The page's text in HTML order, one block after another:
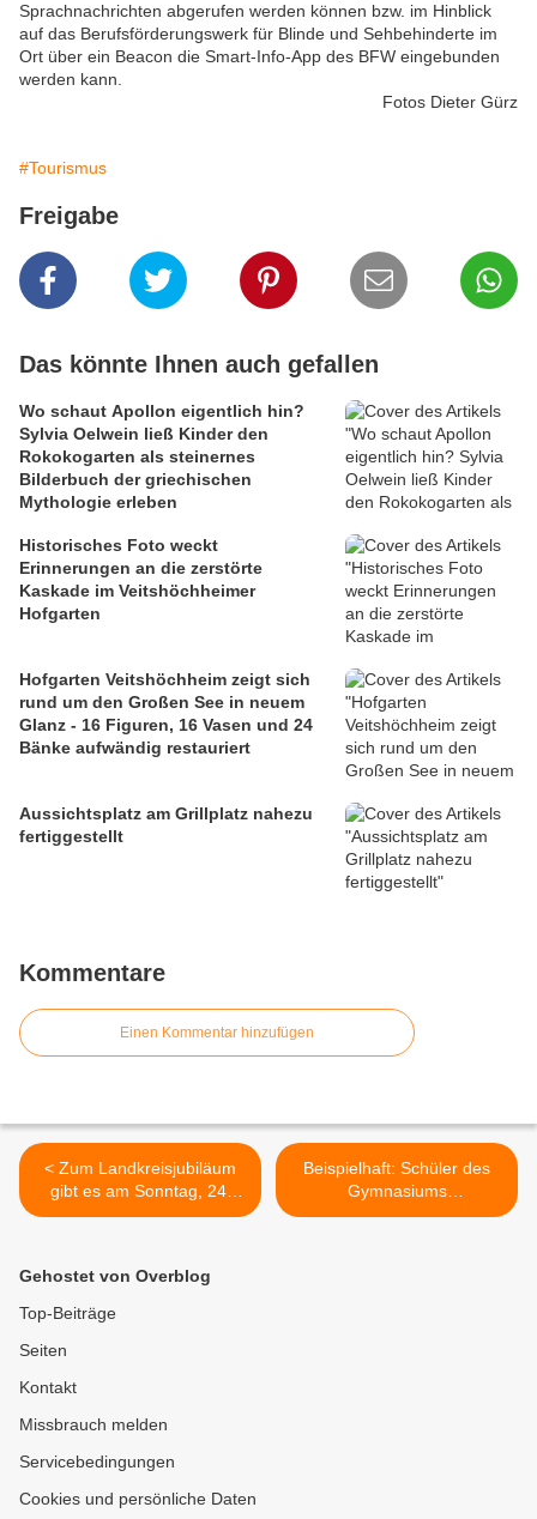
Sprachnachrichten abgerufen werden können bzw. im Hinblick
auf das Berufsförderungswerk für Blinde und Sehbehinderte im
Ort über ein Beacon die Smart-Info-App des BFW eingebunden
werden kann.
Fotos Dieter Gürz
#Tourismus
Freigabe
Das könnte Ihnen auch gefallen
Wo schaut Apollon eigentlich hin?
Sylvia Oelwein ließ Kinder den
Rokokogarten als steinernes
Bilderbuch der griechischen
Mythologie erleben
Historisches Foto weckt
Erinnerungen an die zerstörte
Kaskade im Veitshöchheimer
Hofgarten
Hofgarten Veitshöchheim zeigt sich
rund um den Großen See in neuem
Glanz - 16 Figuren, 16 Vasen und 24
Bänke aufwändig restauriert
Aussichtsplatz am Grillplatz nahezu
fertiggestellt
Kommentare
Einen Kommentar hinzufügen
< Zum Landkreisjubiläum
gibt es am Sonntag, 24.
Juli, 15.30 Uhr eine
Eine Gemeinschaftsaktion
dreier Musikvereine
Beispielhaft: Schüler des
Gymnasiums
Veitshöchheim drücken mit
Gehostet von Overblog
Top-Beiträge
Seiten
Kontakt
Missbrauch melden
Servicebedingungen
Cookies und persönliche Daten